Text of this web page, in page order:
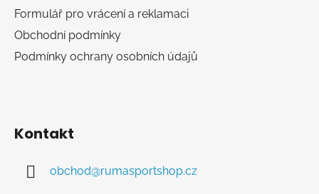
Formulář pro vrácení a reklamaci
Obchodní podmínky
Podmínky ochrany osobních údajů
Kontakt
obchod@rumasportshop.cz